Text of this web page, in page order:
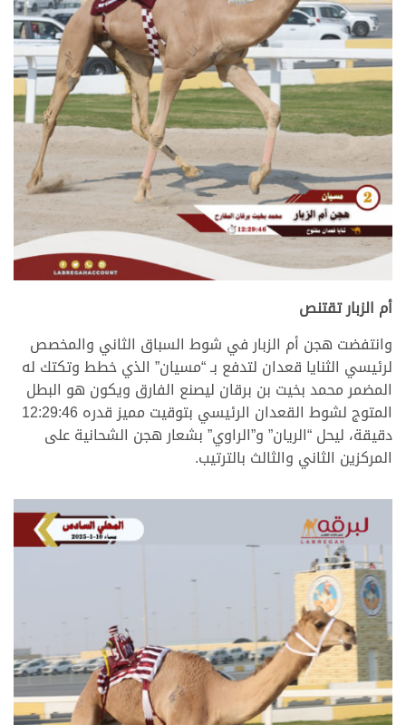
أم الزبار تقتنص
وانتفضت هجن أم الزبار في شوط السباق الثاني والمخصص
لرئيسي الثنايا قعدان لتدفع بـ “مسيان” الذي خطط وتكتك له
المضمر محمد بخيت بن برقان ليصنع الفارق ويكون هو البطل
المتوج لشوط القعدان الرئيسي بتوقيت مميز قدره 12:29:46
دقيقة، ليحل “الريان” و”الراوي” بشعار هجن الشحانية على
المركزين الثاني والثالث بالترتيب.